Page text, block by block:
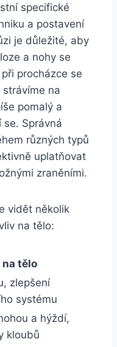
specifické
a postavení
je důležité, aby
a nohy se
procházce se
na
pomalý a
Správná
různých typů
uplatňovat
zraněními.
vidět několik
na tělo:
tělo
zlepšení
systému
a hýždí,
kloubů